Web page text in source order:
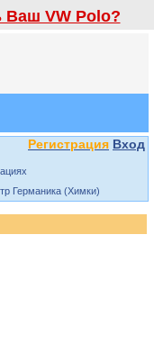
Ваш VW Polo?
Регистрация Вход
Германика (Химки)